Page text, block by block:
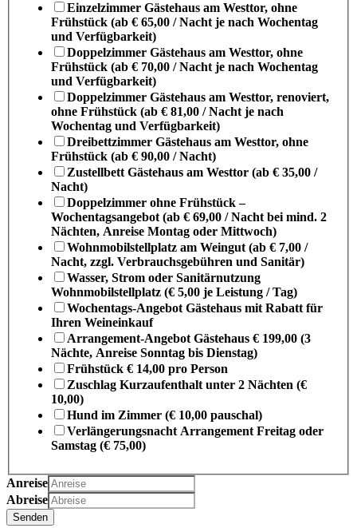
Einzelzimmer Gästehaus am Westtor, ohne
Frühstück (ab € 65,00 / Nacht je nach Wochentag
und Verfügbarkeit)
Doppelzimmer Gästehaus am Westtor, ohne
Frühstück (ab € 70,00 / Nacht je nach Wochentag
und Verfügbarkeit)
Doppelzimmer Gästehaus am Westtor, renoviert,
ohne Frühstück (ab € 81,00 / Nacht je nach
Wochentag und Verfügbarkeit)
Dreibettzimmer Gästehaus am Westtor, ohne
Frühstück (ab € 90,00 / Nacht)
Zustellbett Gästehaus am Westtor (ab € 35,00 /
Nacht)
Doppelzimmer ohne Frühstück –
Wochentagsangebot (ab € 69,00 / Nacht bei mind. 2
Nächten, Anreise Montag oder Mittwoch)
Wohnmobilstellplatz am Weingut (ab € 7,00 /
Nacht, zzgl. Verbrauchsgebühren und Sanitär)
Wasser, Strom oder Sanitärnutzung
Wohnmobilstellplatz (€ 5,00 je Leistung / Tag)
Wochentags-Angebot Gästehaus mit Rabatt für
Ihren Weineinkauf
Arrangement-Angebot Gästehaus € 199,00 (3
Nächte, Anreise Sonntag bis Dienstag)
Frühstück € 14,00 pro Person
Zuschlag Kurzaufenthalt unter 2 Nächten (€
10,00)
Hund im Zimmer (€ 10,00 pauschal)
Verlängerungsnacht Arrangement Freitag oder
Samstag (€ 75,00)
Anreise
Abreise
Senden